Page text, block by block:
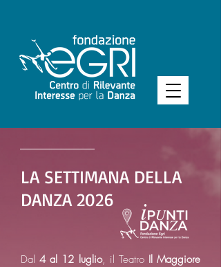
LA SETTIMANA DELLA
DANZA 2026
Dal4 al 12 luglio, il Teatro Il Maggiore